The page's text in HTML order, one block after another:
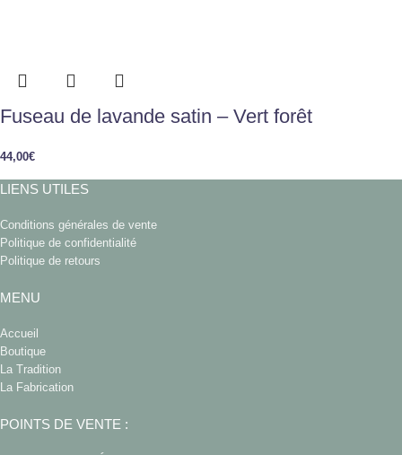
Fuseau de lavande satin – Vert forêt
44,00€
LIENS UTILES
Conditions générales de vente
Politique de confidentialité
Politique de retours
MENU
Accueil
Boutique
La Tradition
La Fabrication
POINTS DE VENTE :